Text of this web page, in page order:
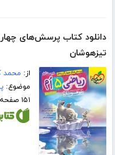
دانلود کتاب پرسش‌های
تیزهوشان
از: محمد
موضوع:
۱۵۱ صفحه